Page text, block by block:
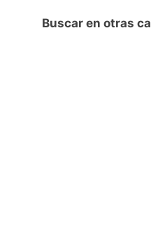
Buscar en otras